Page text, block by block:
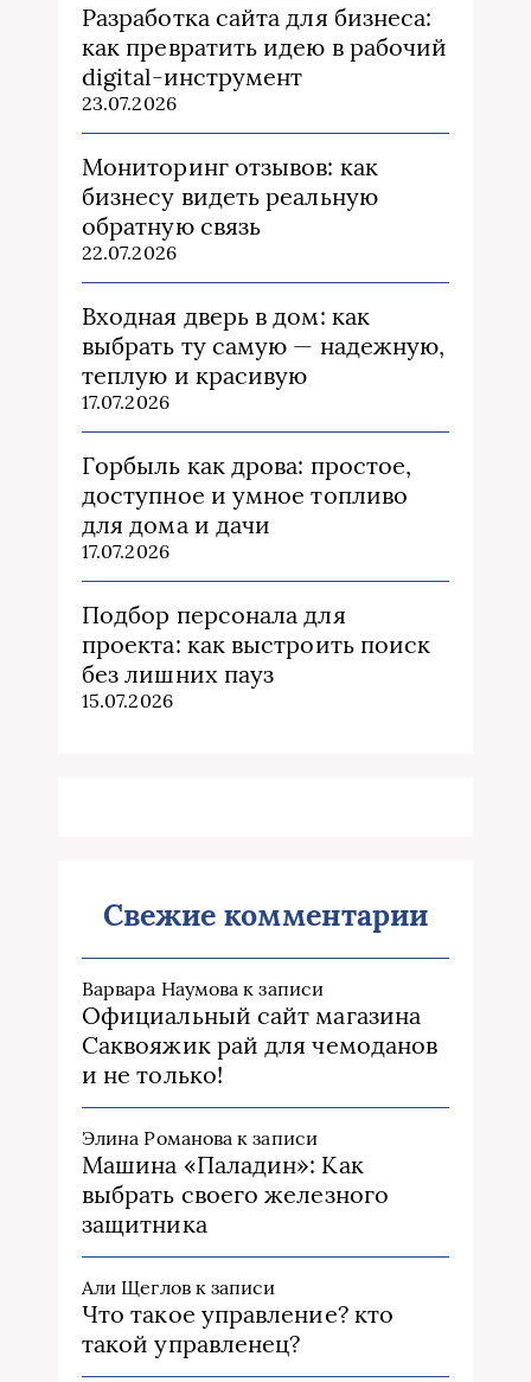
Разработка сайта для бизнеса:
как превратить идею в рабочий
digital-инструмент
23.07.2026
Мониторинг отзывов: как
бизнесу видеть реальную
обратную связь
22.07.2026
Входная дверь в дом: как
выбрать ту самую — надежную,
теплую и красивую
17.07.2026
Горбыль как дрова: простое,
доступное и умное топливо
для дома и дачи
17.07.2026
Подбор персонала для
проекта: как выстроить поиск
без лишних пауз
15.07.2026
Свежие комментарии
Варвара Наумова к записи
Официальный сайт магазина
Саквояжик рай для чемоданов
и не только!
Элина Романова к записи
Машина «Паладин»: Как
выбрать своего железного
защитника
Али Щегловк записи
Что такое управление? кто
такой управленец?